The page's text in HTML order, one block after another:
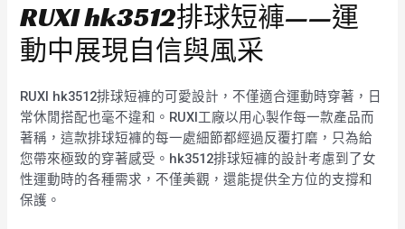
RUXI hk3512排球短褲——運
動中展現自信與風采
RUXI hk3512排球短褲的可愛設計，不僅適合運動時穿著，日
常休閒搭配也毫不違和。RUXI工廠以用心製作每一款產品而
著稱，這款排球短褲的每一處細節都經過反覆打磨，只為給
您帶來極致的穿著感受。hk3512排球短褲的設計考慮到了女
性運動時的各種需求，不僅美觀，還能提供全方位的支撐和
保護。